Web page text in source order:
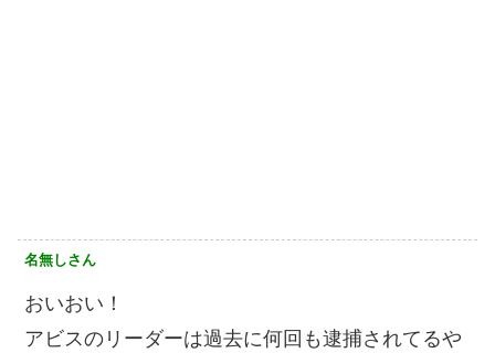
名無しさん
おいおい！
アビスのリーダーは過去に何回も逮捕されてるや